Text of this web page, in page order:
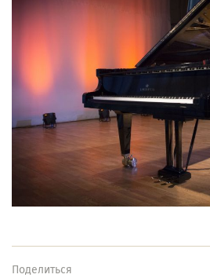
Поделиться